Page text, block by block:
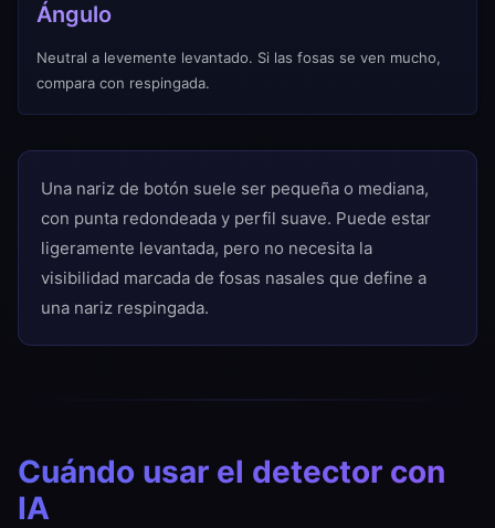
Ángulo
Neutral a levemente levantado. Si las fosas se ven mucho,
compara con respingada.
Una nariz de botón suele ser pequeña o mediana,
con punta redondeada y perfil suave. Puede estar
ligeramente levantada, pero no necesita la
visibilidad marcada de fosas nasales que define a
una nariz respingada.
Cuándo usar el detector con
IA